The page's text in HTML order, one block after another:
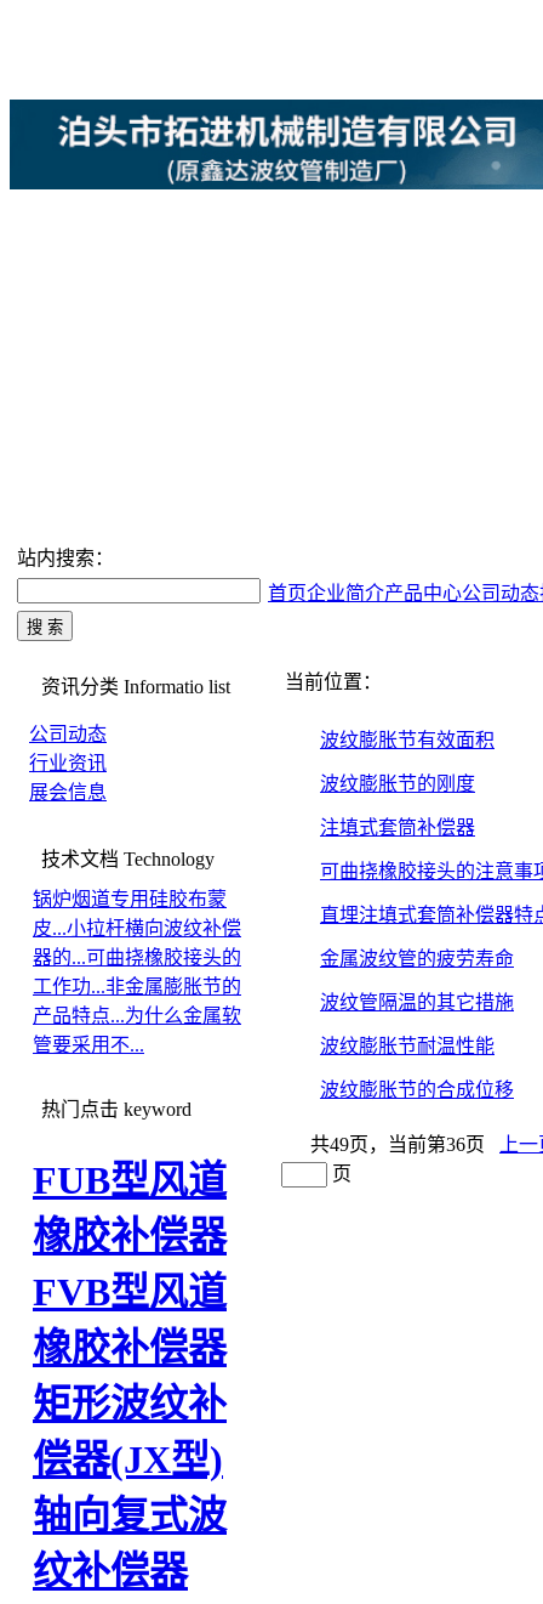
站内搜索：
首页企业简介产品中心公司动态
资讯分类 Informatio list
公司动态
行业资讯
展会信息
技术文档 Technology
锅炉烟道专用硅胶布蒙
皮...小拉杆横向波纹补偿
器的...可曲挠橡胶接头的
工作功...非金属膨胀节的
产品特点...为什么金属软
管要采用不...
热门点击 keyword
FUB型风道
橡胶补偿器
FVB型风道
橡胶补偿器
矩形波纹补
偿器(JX型)
轴向复式波
纹补偿器
当前位置：
波纹膨胀节有效面积
波纹膨胀节的刚度
注填式套筒补偿器
可曲挠橡胶接头的注意事
直埋注填式套筒补偿器特
金属波纹管的疲劳寿命
波纹管隔温的其它措施
波纹膨胀节耐温性能
波纹膨胀节的合成位移
共49页，当前第36页
上
页